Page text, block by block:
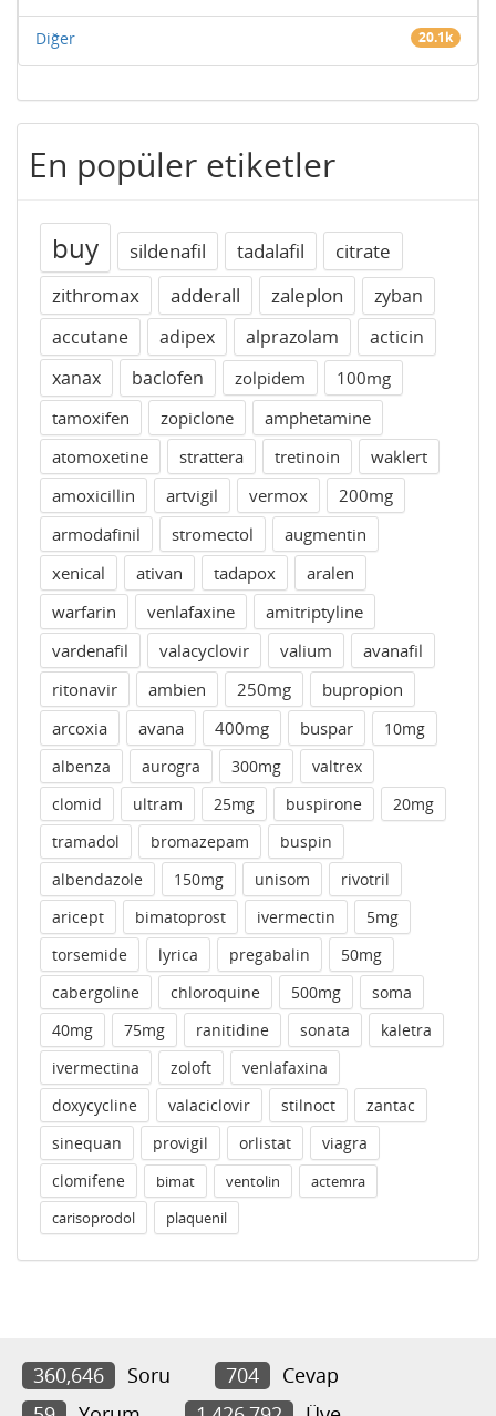
Diğer 20.1k
En popüler etiketler
buy sildenafil tadalafil
citrate
zithromax
adderall zaleplon
zyban
accutane
adipex alprazolam
acticin
xanax
baclofen zolpidem
100mg
tamoxifen
zopiclone
amphetamine
atomoxetine
strattera tretinoin
waklert
amoxicillin
artvigil vermox
200mg
armodafinil
stromectol
augmentin
xenical
ativan tadapox
aralen
warfarin
venlafaxine
amitriptyline
vardenafil
valacyclovir valium
avanafil
ritonavir
ambien 250mg
bupropion
arcoxia
avana 400mg buspar
10mg
albenza
aurogra 300mg
valtrex
clomid
ultram 25mg buspirone
20mg
tramadol
bromazepam
buspin
albendazole
150mg unisom
rivotril
aricept
bimatoprost ivermectin
5mg
torsemide
lyrica pregabalin
50mg
cabergoline
chloroquine 500mg
soma
40mg
75mg ranitidine sonata
kaletra
ivermectina
zoloft
venlafaxina
doxycycline
valaciclovir stilnoct
zantac
sinequan
provigil orlistat
viagra
clomifene
bimat ventolin
actemra
carisoprodol
plaquenil
360,646 Soru 704
Cevap